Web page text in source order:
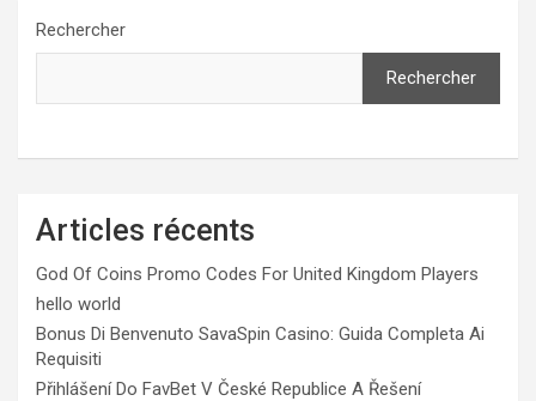
Rechercher
Rechercher
Articles récents
God Of Coins Promo Codes For United Kingdom Players
hello world
Bonus Di Benvenuto SavaSpin Casino: Guida Completa Ai
Requisiti
Přihlášení Do FavBet V České Republice A Řešení